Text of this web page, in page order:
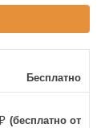
Бесплатно
(бесплатно от